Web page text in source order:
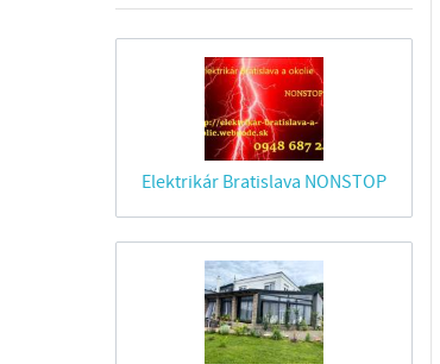
Elektrikár Bratislava NONSTOP